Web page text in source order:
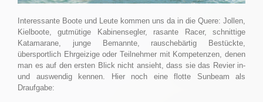
Interessante Boote und Leute kommen uns da in die Quere: Jollen,
Kielboote, gutmütige Kabinensegler, rasante Racer, schnittige
Katamarane, junge Bemannte, rauschebärtig Bestückte,
übersportlich Ehrgeizige oder Teilnehmer mit Kompetenzen, denen
man es auf den ersten Blick nicht ansieht, dass sie das Revier in-
und auswendig kennen. Hier noch eine flotte Sunbeam als
Draufgabe: